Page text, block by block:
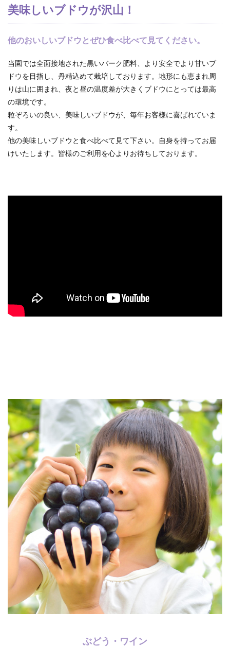
美味しいブドウが沢山！
他のおいしいブドウとぜひ食べ比べて見てください。
当園では全面接地された黒いバーク肥料、より安全でより甘いブ
ドウを目指し、丹精込めて栽培しております。地形にも恵まれ周
りは山に囲まれ、夜と昼の温度差が大きくブドウにとっては最高
の環境です。
粒ぞろいの良い、美味しいブドウが、毎年お客様に喜ばれていま
す。
他の美味しいブドウと食べ比べて見て下さい。自身を持ってお届
けいたします。皆様のご利用を心よりお待ちしております。
ぶどう・ワイン